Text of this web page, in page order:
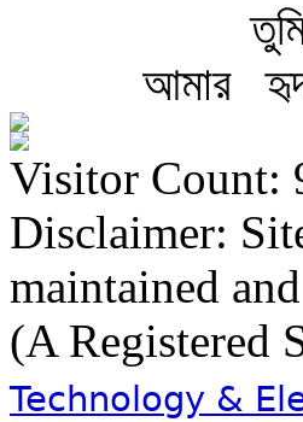
আমার
Visitor Count:
Disclaimer:
maintained
(A Registered
Technology &